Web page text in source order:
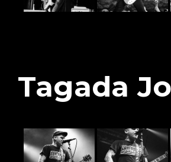
Tagada